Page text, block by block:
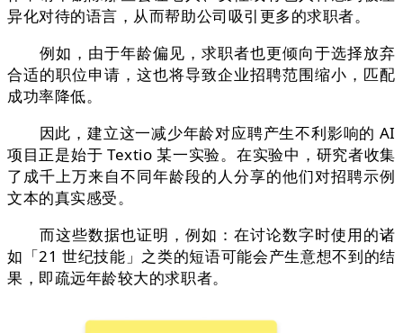
异化对待的语言，从而帮助公司吸引更多的求职者。
例如，由于年龄偏见，求职者也更倾向于选择放弃
合适的职位申请，这也将导致企业招聘范围缩小，匹配
成功率降低。
因此，建立这一减少年龄对应聘产生不利影响的 AI
项目正是始于 Textio 某一实验。在实验中，研究者收集
了成千上万来自不同年龄段的人分享的他们对招聘示例
文本的真实感受。
而这些数据也证明，例如：在讨论数字时使用的诸
如「21 世纪技能」之类的短语可能会产生意想不到的结
果，即疏远年龄较大的求职者。